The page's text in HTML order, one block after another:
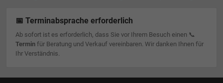
📅 Terminabsprache erforderlich
Ab sofort ist es erforderlich, dass Sie vor Ihrem Besuch einen 📞
Terminfür Beratung und Verkauf vereinbaren. Wir danken Ihnen für
Ihr Verständnis.